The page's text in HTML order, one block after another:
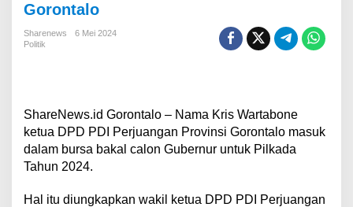
Gorontalo
Sharenews
6 Mei 2024
Politik
ShareNews.id Gorontalo – Nama Kris Wartabone
ketua DPD PDI Perjuangan Provinsi Gorontalo masuk
dalam bursa bakal calon Gubernur untuk Pilkada
Tahun 2024.
Hal itu diungkapkan wakil ketua DPD PDI Perjuangan